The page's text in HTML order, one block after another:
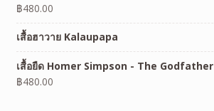
฿480.00
เสื้อฮาวาย Kalaupapa
เสื้อยืด Homer Simpson - The Godfather
฿480.00